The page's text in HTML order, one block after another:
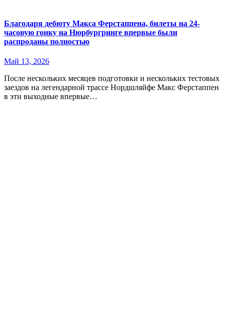
Благодаря дебюту Макса Ферстаппена, билеты на 24-
часовую гонку на Нюрбургринге впервые были
распроданы полностью
Май 13, 2026
После нескольких месяцев подготовки и нескольких тестовых
заездов на легендарной трассе Нордшляйфе Макс Ферстаппен
в эти выходные впервые…